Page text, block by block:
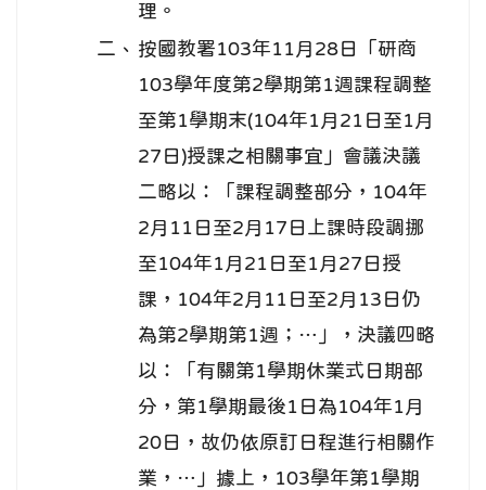
理。
二、 按國教署103年11月28日「研商
103學年度第2學期第1週課程調整
至第1學期末(104年1月21日至1月
27日)授課之相關事宜」會議決議
二略以：「課程調整部分，104年
2月11日至2月17日上課時段調挪
至104年1月21日至1月27日授
課，104年2月11日至2月13日仍
為第2學期第1週；…」，決議四略
以：「有關第1學期休業式日期部
分，第1學期最後1日為104年1月
20日，故仍依原訂日程進行相關作
業，…」據上，103學年第1學期